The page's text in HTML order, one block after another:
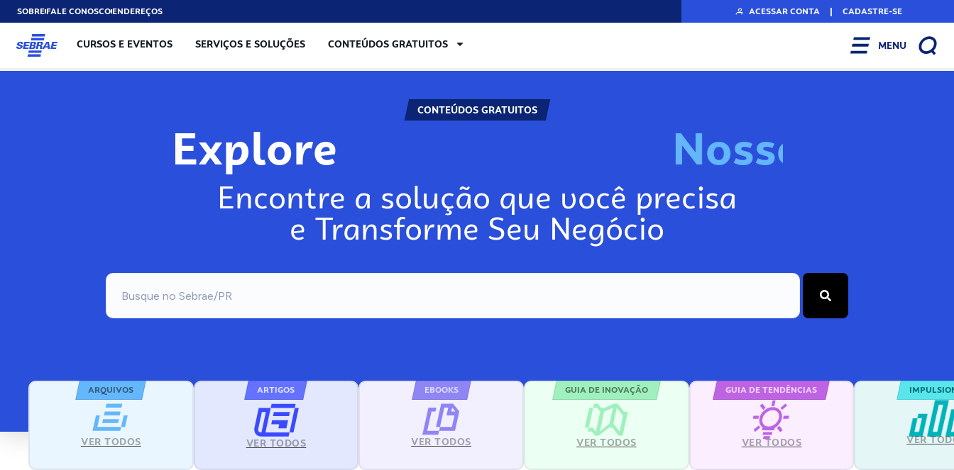
SOBREFALE CONOSCOENDEREÇOS ACESSAR CONTA | CADASTRE-SE
CURSOS E EVENTOS SERVIÇOS E SOLUÇÕES CONTEÚDOS GRATUITOS MENU
CONTEÚDOS GRATUITOS
Explore No
Encontre a solução que você precisa
e Transforme Seu Negócio
ARQUIVOS
VER TODOS
ARTIGOS
VER TODOS
EBOOKS
VER TODOS
GUIA DE INOVAÇÃO
VER TODOS
GUIA DE TENDÊNCIAS
VER TODOS VER